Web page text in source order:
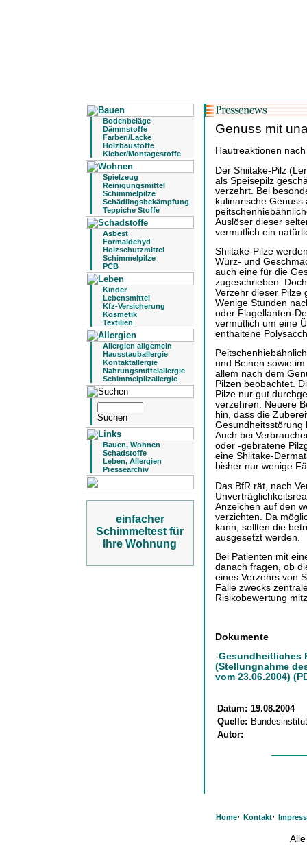
Bodenbeläge
Dämmstoffe
Farben/Lacke
Holzbaustoffe
Kleber/Montagestoffe
Spielzeug
Reinigungsmittel
Schimmelpilze
Schädlingsbekämpfung
Teppiche Stoffe
Asbest
Formaldehyd
Holzschutzmittel
Schimmelpilze
PCB
Kinder
Lebensmittel
Kfz-Versicherung
Kosmetik
Textilien
Allergien allgemein
Hausstauballergie
Kontaktallergie
Nahrungsmittelallergie
Schimmelpilzallergie
Bauen, Wohnen
Schadstoffe
Leben, Allergien
Pressearchiv
einfacher
Schimmeltest für
Ihre Wohnung
Genuss mit
Hautreaktionen
Der Shiitake-Pilz
als Speisepilz
verzehrt. Bei
kulinarische
Auslöser dieser
vermutlich ein
Shiitake-Pilze
Würz- und
auch eine für die
zugeschrieben.
Verzehr dieser Pilze
Wenige Stunden
oder Flagellanten-
vermutlich um eine
enthaltene
und Beinen sowie
allem nach dem
Pilzen beobachtet.
Pilze nur gut
verzehren. Neuere
hin, dass die
Gesundheitsstörung
Auch bei
oder -gebratene
eine Shiitake-
bisher nur wenige
Das BfR rät, nach
Anzeichen auf den
verzichten. Da
kann, sollten die
ausgesetzt werden.
Bei Patienten mit
danach fragen, ob
eines Verzehrs von
Fälle zwecks
Risikobewertung
Dokumente
-Gesundheitliches
(Stellungnahme
vom 23.06.2004)
Datum: 19.08.2004
Quelle:
Autor:
Home· Kontakt·